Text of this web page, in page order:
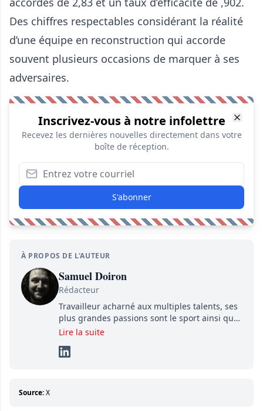
Des chiffres respectables considérant la réalité
d’une équipe en reconstruction qui accorde
souvent plusieurs occasions de marquer à ses
adversaires.
Inscrivez-vous à notre infolettre
Recevez les dernières nouvelles directement dans votre
boîte de réception.
S'abonner
À PROPOS DE L'AUTEUR
Samuel Doiron
Rédacteur
Travailleur acharné aux multiples talents, ses
plus grandes passions sont le sport ainsi que
le showbizz de la belle province et ailleurs. Il
détermination pour parvenir à se démarquer.
Lire la suite
Source:X